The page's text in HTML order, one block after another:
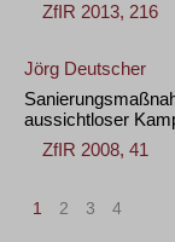
ZfIR 2013, 216
Jörg Deutscher
aussichtloser
ZfIR 2008, 41
1 2 3 4